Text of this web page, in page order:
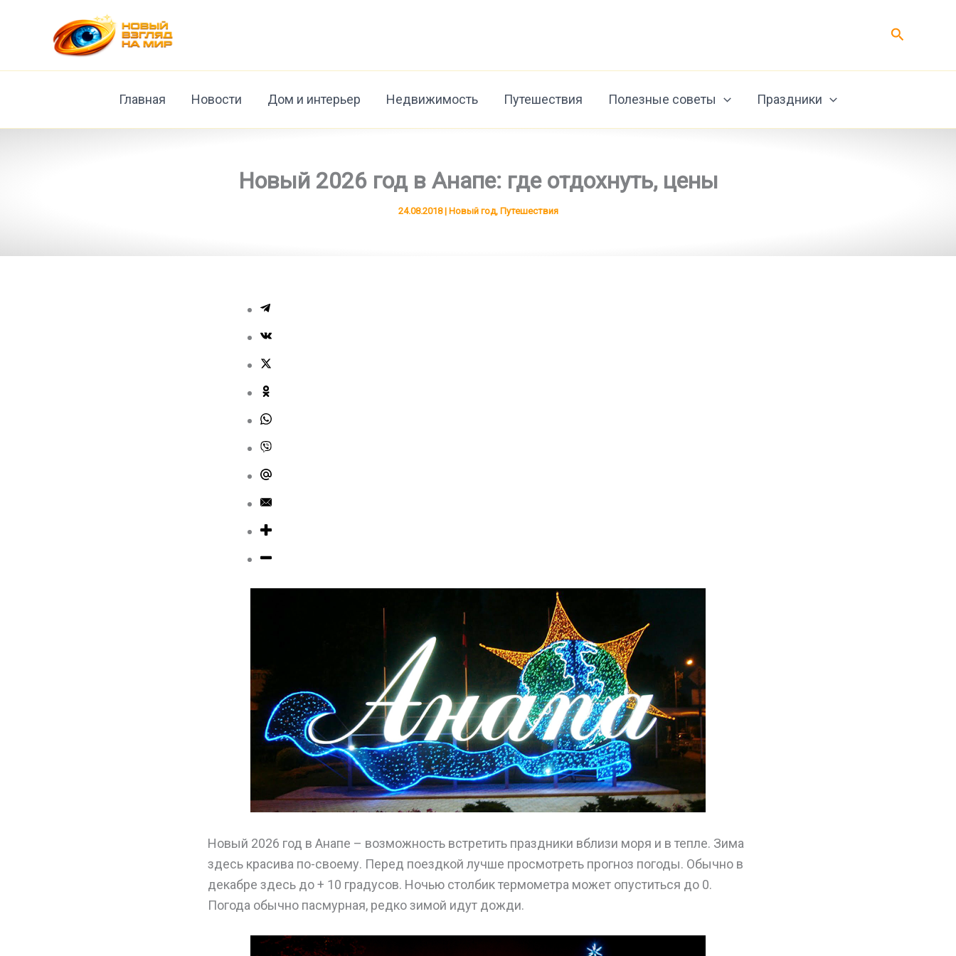
содержимому
Поиск
Главная Новости Дом и интерьер Недвижимость Путешествия Полезные советы Праздники
Новый 2026 год в Анапе: где отдохнуть, цены
24.08.2018| Новый год, Путешествия
Новый 2026 год в Анапе – возможность встретить праздники вблизи моря и в тепле. Зима
здесь красива по-своему. Перед поездкой лучше просмотреть прогноз погоды. Обычно в
декабре здесь до + 10 градусов. Ночью столбик термометра может опуститься до 0.
Погода обычно пасмурная, редко зимой идут дожди.